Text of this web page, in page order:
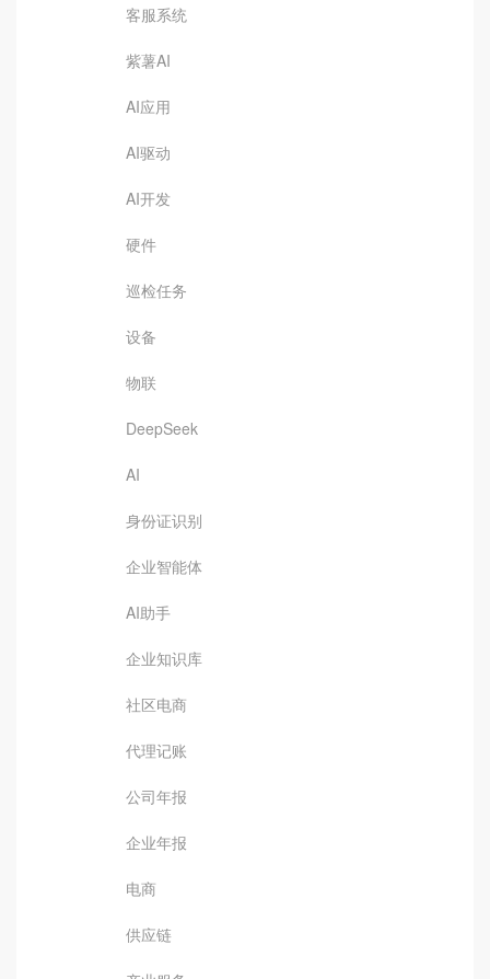
客服系统
紫薯AI
AI应用
AI驱动
AI开发
硬件
巡检任务
设备
物联
DeepSeek
AI
身份证识别
企业智能体
AI助手
企业知识库
社区电商
代理记账
公司年报
企业年报
电商
供应链